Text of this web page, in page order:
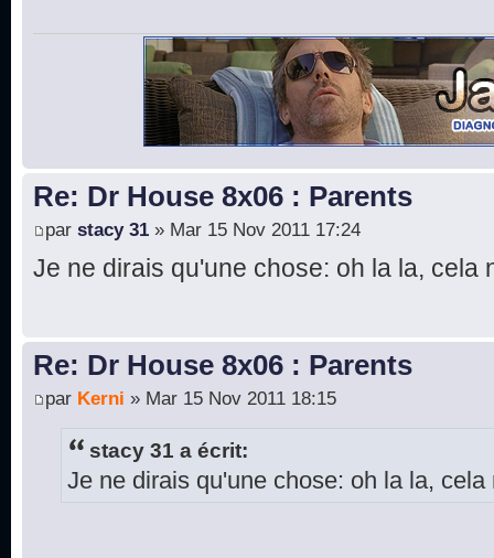
Re: Dr House 8x06 : Parents
par stacy 31 » Mar 15 Nov 2011 17:24
Je ne dirais qu'une chose: oh la la, cela
Re: Dr House 8x06 : Parents
par Kerni » Mar 15 Nov 2011 18:15
stacy 31 a écrit:
Je ne dirais qu'une chose: oh la la,